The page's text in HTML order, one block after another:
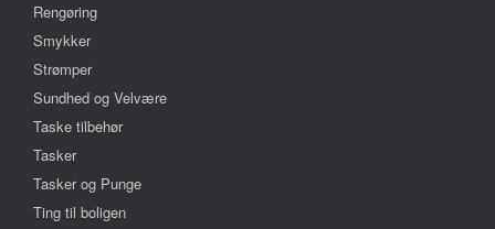
Rengøring
Smykker
Strømper
Sundhed og Velvære
Taske tilbehør
Tasker
Tasker og Punge
Ting til boligen